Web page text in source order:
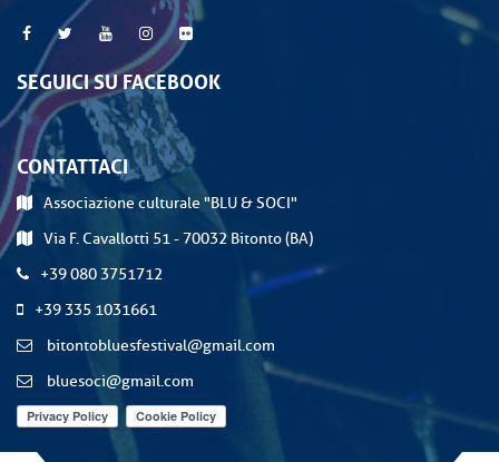
SEGUICI SU FACEBOOK
CONTATTACI
Associazione culturale "BLU & SOCI"
Via F. Cavallotti 51 - 70032 Bitonto (BA)
+39 080 3751712
+39 335 1031661
bitontobluesfestival@gmail.com
bluesoci@gmail.com